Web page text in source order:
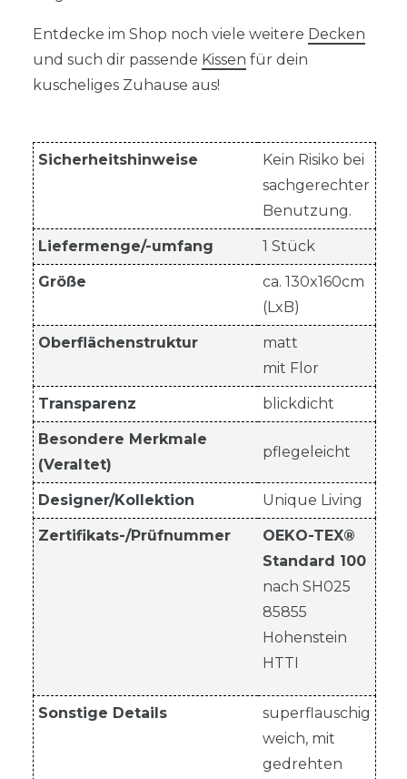
Entdecke im Shop noch viele weitere Decken
und such dir passende Kissen für dein
kuscheliges Zuhause aus!
Sicherheitshinweise
Kein Risiko bei
sachgerechter
Benutzung.
Liefermenge/-umfang 1 Stück
Größe
ca. 130x160cm
(LxB)
Oberflächenstruktur
matt
mit Flor
Transparenz blickdicht
Besondere Merkmale
(Veraltet)
pflegeleicht
Designer/Kollektion Unique Living
Zertifikats-/Prüfnummer
OEKO-TEX®
Standard 100
nach SH025
85855
Hohenstein
HTTI
Sonstige Details
superflauschig
weich, mit
gedrehten